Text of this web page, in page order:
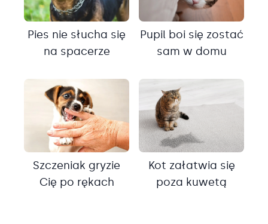
Pies nie słucha się
na spacerze
Pupil boi się zostać
sam w domu
Szczeniak gryzie
Cię po rękach
Kot załatwia się
poza kuwetą